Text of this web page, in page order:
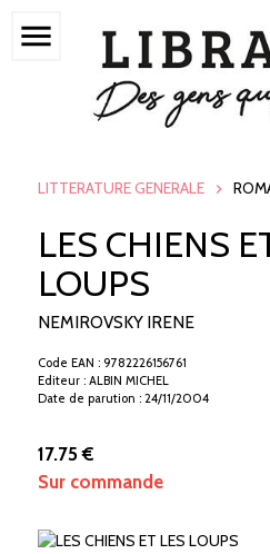
menu
LITTERATURE GENERALE
LES CHIENS
LOUPS
NEMIROVSKY IRENE
Code EAN : 9782226156761
Editeur : ALBIN MICHEL
Date de parution : 24/11/2004
17.75 €
Sur commande